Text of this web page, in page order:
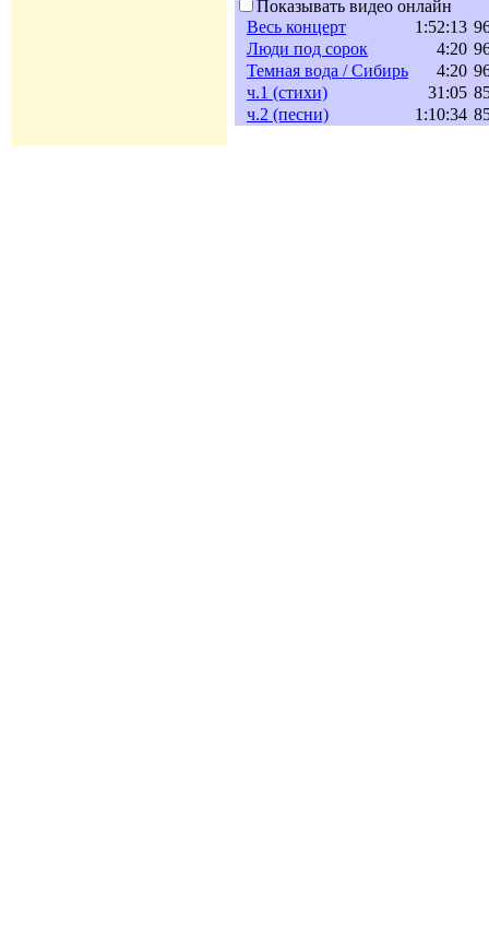
Показывать видео онлайн
Весь концерт
1:52:13
Люди под сорок
4:20
Темная вода / Сибирь
4:20
ч.1 (стихи)
31:05
ч.2 (песни)
1:10:34